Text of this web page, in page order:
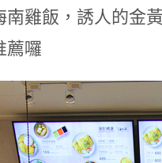
南雞飯，誘人的金
薦囉